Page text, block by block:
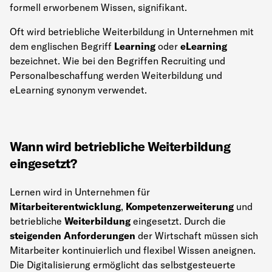
formell erworbenem Wissen, signifikant.
Oft wird betriebliche Weiterbildung in Unternehmen mit
dem englischen Begriff Learning oder eLearning
bezeichnet. Wie bei den Begriffen Recruiting und
Personalbeschaffung werden Weiterbildung und
eLearning synonym verwendet.
Wann wird betriebliche Weiterbildung
eingesetzt?
Lernen wird in Unternehmen für
Mitarbeiterentwicklung, Kompetenzerweiterung und
betriebliche Weiterbildung eingesetzt. Durch die
steigenden Anforderungen der Wirtschaft müssen sich
Mitarbeiter kontinuierlich und flexibel Wissen aneignen.
Die Digitalisierung ermöglicht das selbstgesteuerte